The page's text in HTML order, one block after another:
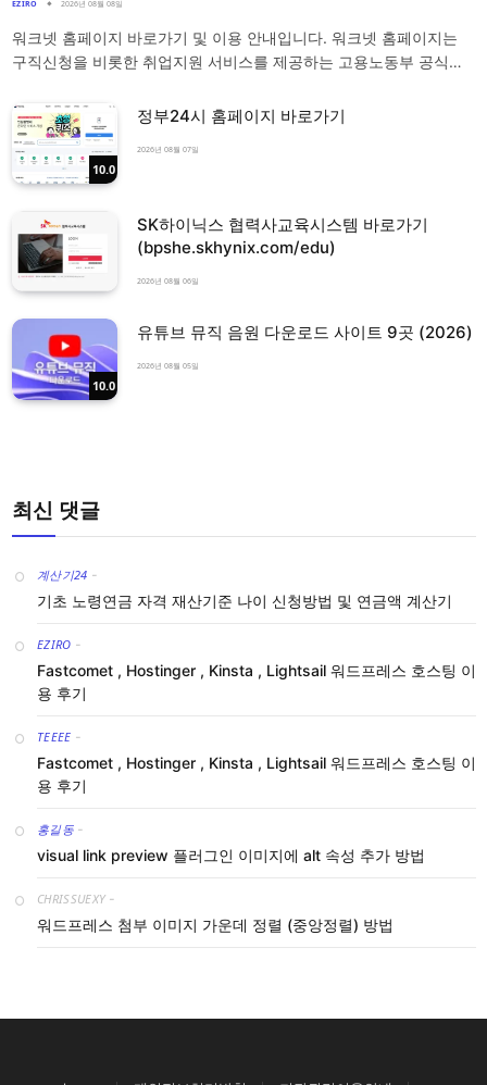
EZIRO 2026년 08월 08일
워크넷 홈페이지 바로가기 및 이용 안내입니다. 워크넷 홈페이지는
구직신청을 비롯한 취업지원 서비스를 제공하는 고용노동부 공식…
10.0
정부24시 홈페이지 바로가기
2026년 08월 07일
SK하이닉스 협력사교육시스템 바로가기
(bpshe.skhynix.com/edu)
2026년 08월 06일
10.0
유튜브 뮤직 음원 다운로드 사이트 9곳 (2026)
2026년 08월 05일
최신 댓글
계산기24 -
기초 노령연금 자격 재산기준 나이 신청방법 및 연금액 계산기
EZIRO -
Fastcomet , Hostinger , Kinsta , Lightsail 워드프레스 호스팅 이
용 후기
TEEEE -
Fastcomet , Hostinger , Kinsta , Lightsail 워드프레스 호스팅 이
용 후기
홍길동 -
visual link preview 플러그인 이미지에 alt 속성 추가 방법
CHRISSUEXY -
워드프레스 첨부 이미지 가운데 정렬 (중앙정렬) 방법